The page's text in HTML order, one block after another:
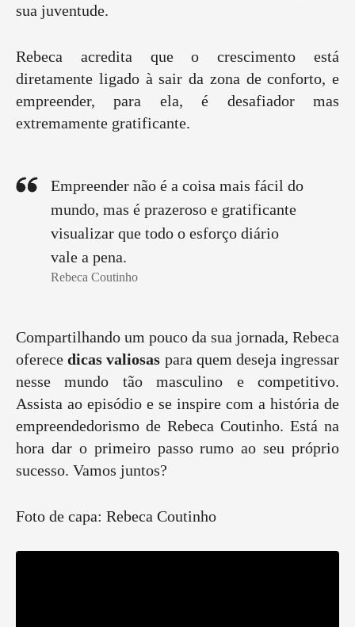
sua juventude.
Rebeca acredita que o crescimento está
diretamente ligado à sair da zona de conforto, e
empreender, para ela, é desafiador mas
extremamente gratificante.
Empreender não é a coisa mais fácil do
mundo, mas é prazeroso e gratificante
visualizar que todo o esforço diário
vale a pena.
Rebeca Coutinho
Compartilhando um pouco da sua jornada, Rebeca
oferecedicas valiosas para quem deseja ingressar
nesse mundo tão masculino e competitivo.
Assista ao episódio e se inspire com a história de
empreendedorismo de Rebeca Coutinho. Está na
hora dar o primeiro passo rumo ao seu próprio
sucesso. Vamos juntos?
Foto de capa: Rebeca Coutinho